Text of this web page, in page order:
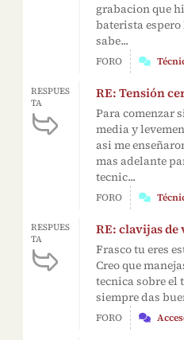
grabacion que
baterista espero
sabe...
FORO
RESPUES
TA
RE: Tensión
Para comenzar
media y
asi me
mas adelante
tecnic...
FORO
RESPUES
TA
RE: clavijas
Frasco tu eres
Creo que
tecnica sobre el
siempre das
FORO